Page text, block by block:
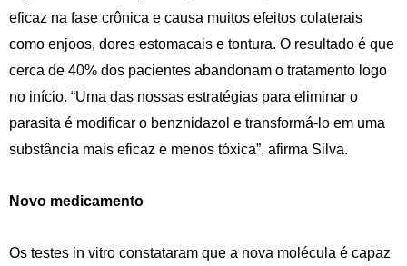
eficaz na fase crônica e causa muitos efeitos colaterais
como enjoos, dores estomacais e tontura. O resultado é que
cerca de 40% dos pacientes abandonam o tratamento logo
no início. “Uma das nossas estratégias para eliminar o
parasita é modificar o benznidazol e transformá-lo em uma
substância mais eficaz e menos tóxica”, afirma Silva.
Novo medicamento
Os testes in vitro constataram que a nova molécula é capaz